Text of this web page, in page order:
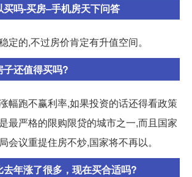
吗-买房–手机房天下问答
定的,不过房价肯定有升值空间。
子还值得买吗?
幅跑不赢利率,如果投资的话还得看政策
最严格的限购限贷的城市之一,而且国家
会议重提住房不炒,国家将不再以。
去年涨了很多，现在买合适吗?